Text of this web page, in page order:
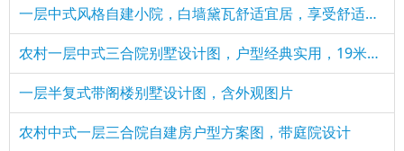
一层中式风格自建小院，白墙黛瓦舒适宜居，享受舒适惬意的乡村
农村一层中式三合院别墅设计图，户型经典实用，19米乘15米
一层半复式带阁楼别墅设计图，含外观图片
农村中式一层三合院自建房户型方案图，带庭院设计